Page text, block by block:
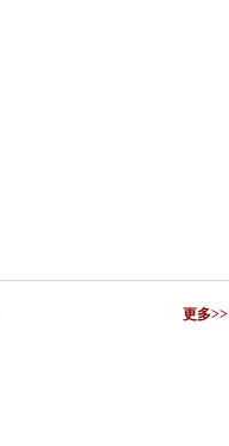
更多>>